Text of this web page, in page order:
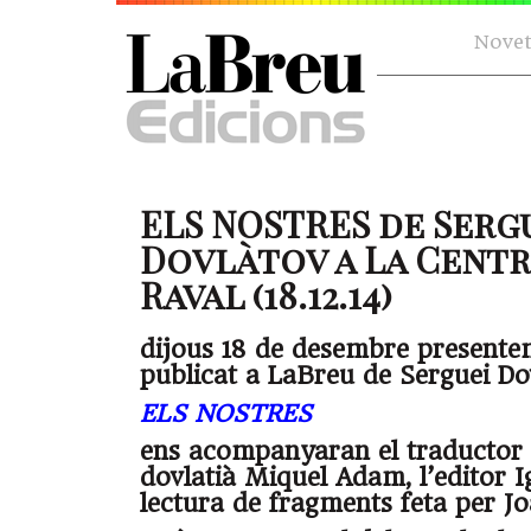
ELS NOSTRES de
Dovlàtov a La
Raval (18.12.14)
dijous 18 de desembre
publicat a LaBreu de Serguei
ELS NOSTRES
ens acompanyaran el traductor
dovlatià Miquel Adam, l’editor
lectura de fragments feta per